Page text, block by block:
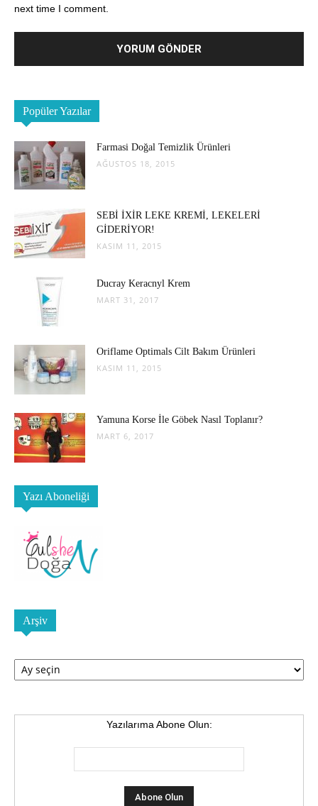
next time I comment.
Popüler Yazılar
Farmasi Doğal Temizlik Ürünleri
AĞUSTOS 18, 2015
SEBİ İXİR LEKE KREMİ, LEKELERİ
GİDERİYOR!
KASIM 11, 2015
Ducray Keracnyl Krem
MART 31, 2017
Oriflame Optimals Cilt Bakım Ürünleri
KASIM 11, 2015
Yamuna Korse İle Göbek Nasıl Toplanır?
MART 6, 2017
Yazı Aboneliği
Arşiv
Arşiv
Yazılarıma Abone Olun: